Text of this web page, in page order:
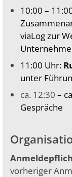
10:00 –
viaLog zur
11:00 Uhr:
unter
ca. 12:30 –
Gespräche
vorheriger